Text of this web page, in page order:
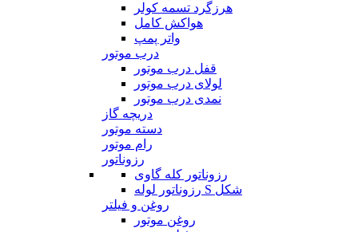
هرزگرد تسمه کولر
هواکش کامل
واتر پمپ
درب موتور
قفل درب موتور
لولای درب موتور
نمدی درب موتور
دریچه گاز
دسته موتور
رام موتور
رزوناتور
رزوناتور کله گاوی
رزوناتور لوله S شکل
روغن و فیلتر
روغن موتور